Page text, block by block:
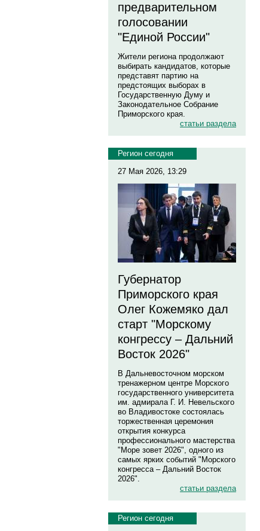
предварительном
голосовании
"Единой России"
Жители региона продолжают
выбирать кандидатов, которые
представят партию на
предстоящих выборах в
Государственную Думу и
Законодательное Собрание
Приморского края.
статьи раздела
Регион сегодня
27 Мая 2026, 13:29
Губернатор
Приморского края
Олег Кожемяко дал
старт "Морскому
конгрессу – Дальний
Восток 2026"
В Дальневосточном морском
тренажерном центре Морского
государственного университета
им. адмирала Г. И. Невельского
во Владивостоке состоялась
торжественная церемония
открытия конкурса
профессионального мастерства
"Море зовет 2026", одного из
самых ярких событий "Морского
конгресса – Дальний Восток
2026".
статьи раздела
Регион сегодня